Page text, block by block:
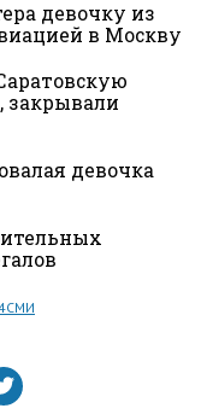
девочку из
в Москву
закрывали
девочка